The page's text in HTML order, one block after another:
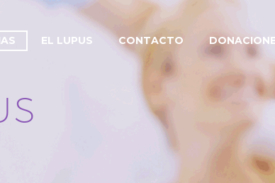
EL LUPUS CONTACTO